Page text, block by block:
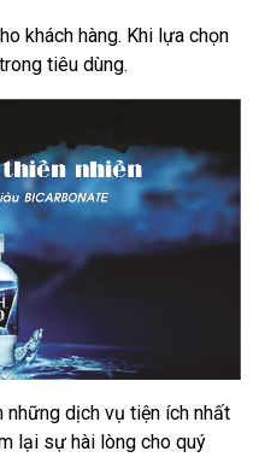
khách hàng. Khi lựa chọn
trong tiêu dùng.
những dịch vụ tiện ích nhất
lại sự hài lòng cho quý